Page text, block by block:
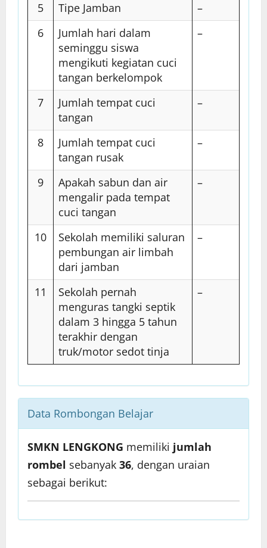
5 Tipe Jamban
–
6
Jumlah hari dalam
seminggu siswa
mengikuti kegiatan cuci
tangan berkelompok
–
7
Jumlah tempat cuci
tangan
–
8
Jumlah tempat cuci
tangan rusak
–
9
Apakah sabun dan air
mengalir pada tempat
cuci tangan
–
10
Sekolah memiliki saluran
pembungan air limbah
dari jamban
–
11
Sekolah pernah
menguras tangki septik
dalam 3 hingga 5 tahun
terakhir dengan
truk/motor sedot tinja
–
Data Rombongan Belajar
SMKN LENGKONG memiliki jumlah
rombel sebanyak 36, dengan uraian
sebagai berikut: